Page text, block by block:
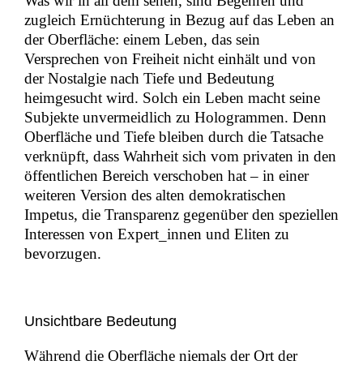
zugleich Ernüchterung in Bezug auf das Leben an
der Oberfläche: einem Leben, das sein
Versprechen von Freiheit nicht einhält und von
der Nostalgie nach Tiefe und Bedeutung
heimgesucht wird. Solch ein Leben macht seine
Subjekte unvermeidlich zu Hologrammen. Denn
Oberfläche und Tiefe bleiben durch die Tatsache
verknüpft, dass Wahrheit sich vom privaten in den
öffentlichen Bereich verschoben hat – in einer
weiteren Version des alten demokratischen
Impetus, die Transparenz gegenüber den speziellen
Interessen von Expert_innen und Eliten zu
bevorzugen.
Unsichtbare Bedeutung
Während die Oberfläche niemals der Ort der